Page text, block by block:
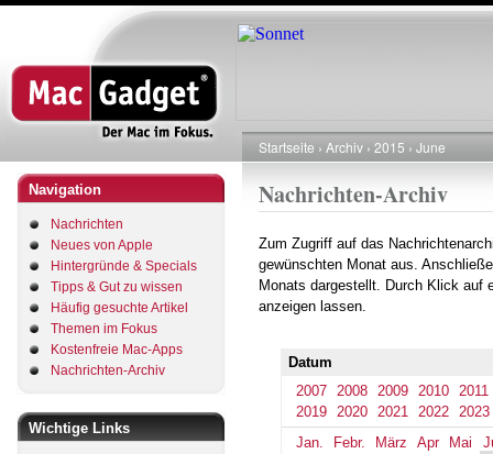
Direkt
zum
Navigation
Nachrichten
Neues von Apple
Hintergründe & Specials
Tipps & Gut zu wissen
Häufig gesuchte Artikel
Themen im Fokus
Kostenfreie Mac-Apps
Nachrichten-Archiv
Wichtige Links
Pfadnavigation
Startseite Archiv 2015 June
Nachrichten-Archiv
Zum Zugriff auf das
gewünschten Monat aus.
Monats dargestellt. Durch Klick auf
anzeigen lassen.
Datum
2007
2008 2009 2010
2011
2019
2020 2021 2022
2023
Jan.
Febr. März Apr Mai